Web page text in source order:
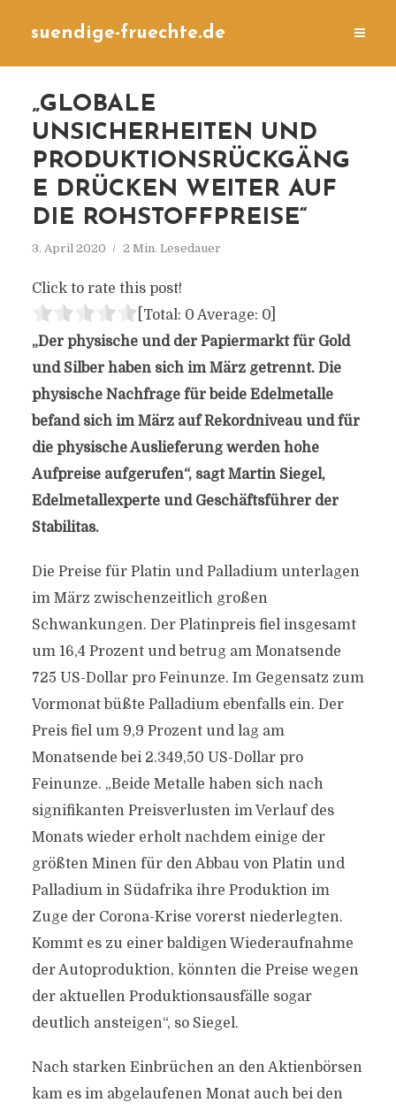
suendige-fruechte.de
„GLOBALE
UNSICHERHEITEN UND
PRODUKTIONSRÜCKGÄNG
E DRÜCKEN WEITER AUF
DIE ROHSTOFFPREISE“
3. April 2020 2 Min. Lesedauer
Click to rate this post!
[Total: 0 Average: 0]
„Der physische und der Papiermarkt für Gold
und Silber haben sich im März getrennt. Die
physische Nachfrage für beide Edelmetalle
befand sich im März auf Rekordniveau und für
die physische Auslieferung werden hohe
Aufpreise aufgerufen“, sagt Martin Siegel,
Edelmetallexperte und Geschäftsführer der
Stabilitas.
Die Preise für Platin und Palladium unterlagen
im März zwischenzeitlich großen
Schwankungen. Der Platinpreis fiel insgesamt
um 16,4 Prozent und betrug am Monatsende
725 US-Dollar pro Feinunze. Im Gegensatz zum
Vormonat büßte Palladium ebenfalls ein. Der
Preis fiel um 9,9 Prozent und lag am
Monatsende bei 2.349,50 US-Dollar pro
Feinunze. „Beide Metalle haben sich nach
signifikanten Preisverlusten im Verlauf des
Monats wieder erholt nachdem einige der
größten Minen für den Abbau von Platin und
Palladium in Südafrika ihre Produktion im
Zuge der Corona-Krise vorerst niederlegten.
Kommt es zu einer baldigen Wiederaufnahme
der Autoproduktion, könnten die Preise wegen
der aktuellen Produktionsausfälle sogar
deutlich ansteigen“, so Siegel.
Nach starken Einbrüchen an den Aktienbörsen
kam es im abgelaufenen Monat auch bei den